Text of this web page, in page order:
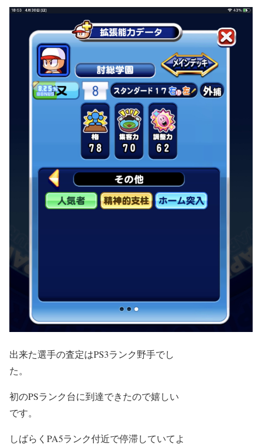
出来た選手の査定はPS3ランク野手でし
た。
初のPSランク台に到達できたので嬉しい
です。
しばらくPA5ランク付近で停滞していてよ